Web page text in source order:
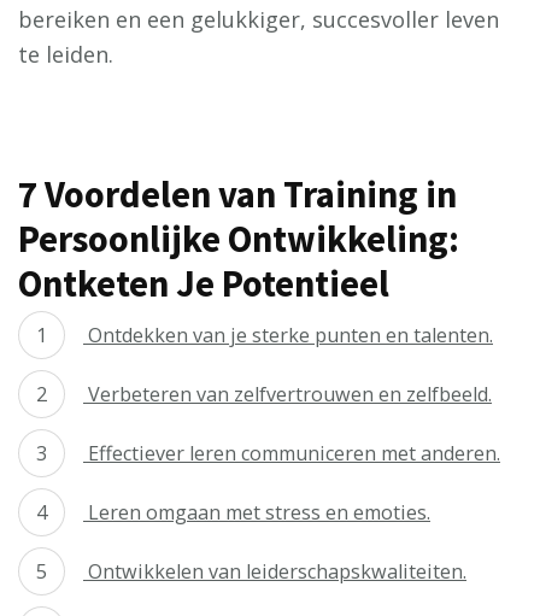
bereiken en een gelukkiger, succesvoller leven
te leiden.
7 Voordelen van Training in
Persoonlijke Ontwikkeling:
Ontketen Je Potentieel
Ontdekken van je sterke punten en talenten.
Verbeteren van zelfvertrouwen en zelfbeeld.
Effectiever leren communiceren met anderen.
Leren omgaan met stress en emoties.
Ontwikkelen van leiderschapskwaliteiten.